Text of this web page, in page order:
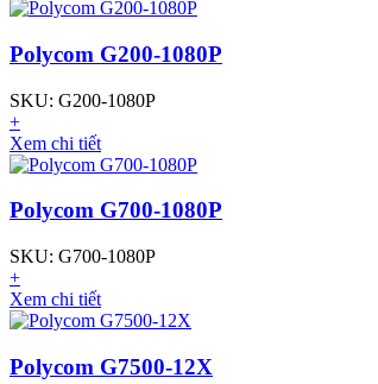
Polycom G200-1080P
SKU: G200-1080P
+
Xem chi tiết
Polycom G700-1080P
SKU: G700-1080P
+
Xem chi tiết
Polycom G7500-12X